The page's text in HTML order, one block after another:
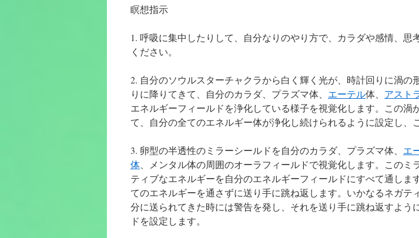
瞑想指示
1. 呼吸に集中したりして、自分なりのやり方で、カラダや感情、思
ください。
2. 自分のソウルスターチャクラから白く輝く光が、時計回りに渦の
りに降りてきて、自分のカラダ、プラズマ体、 エーテル体、 アスト
エネルギーフィールドを浄化している様子を視覚化します。この渦
て、自分の全てのエネルギー体が浄化し続けられるように設定し、
3. 卵型の半透性のミラーシールドを自分のカラダ、プラズマ体、 エ
体 、メンタル体の周囲のオーラフィールドで視覚化します。このミ
ティブなエネルギーを自分のエネルギーフィールドにすべて通しま
てのエネルギーを通さずに送り手に跳ね返します。いかなるネガテ
分に送られてきた時には警告を発し、それを送り手に跳ね返すよう
ドを設定します。